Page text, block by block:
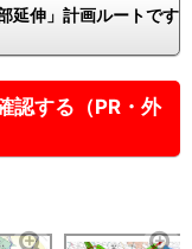
延伸」計画ルートです
認する（PR・外